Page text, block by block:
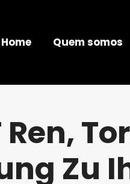
Home Quem somos
Zu